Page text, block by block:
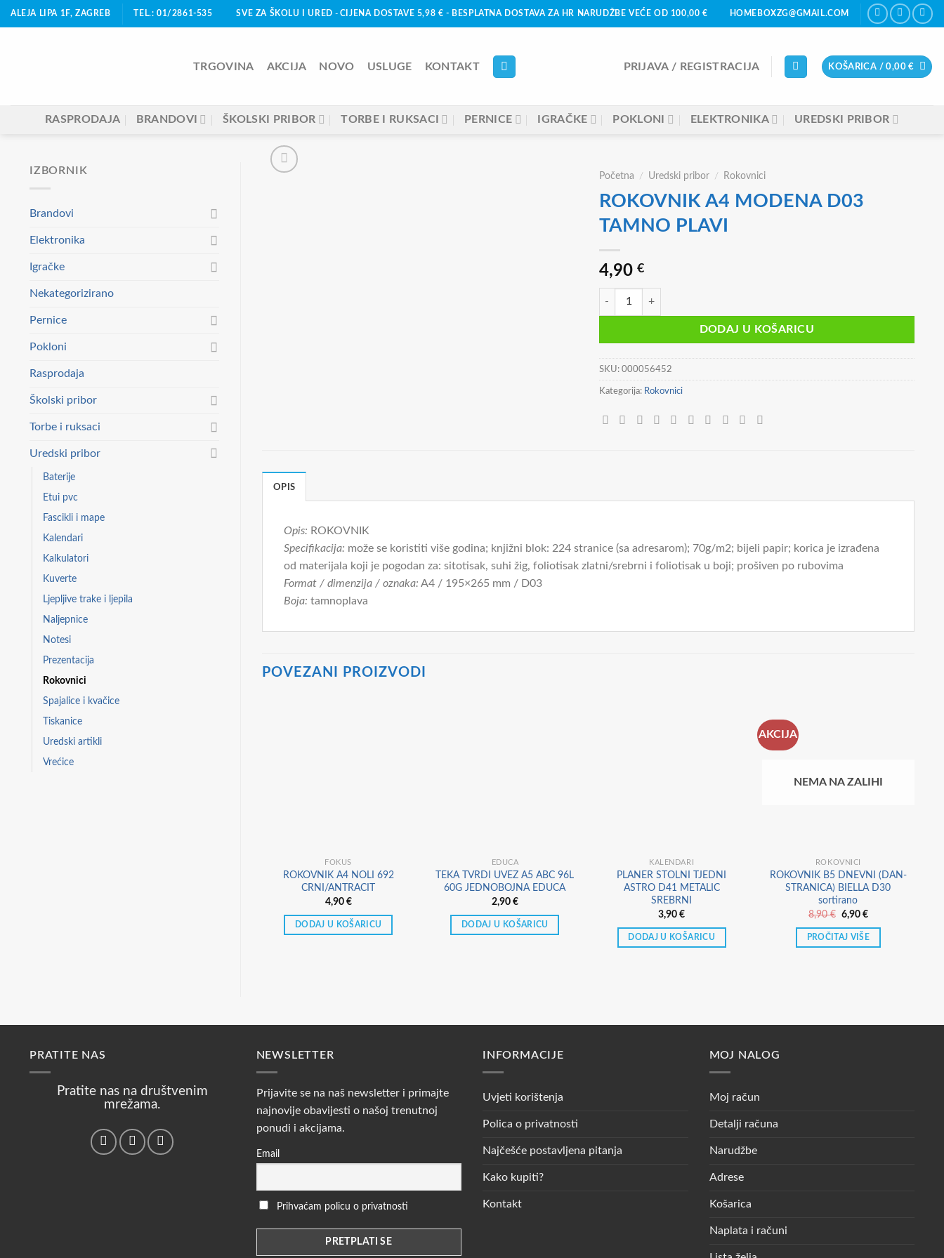
Skip
to
ALEJA LIPA 1F, ZAGREB TEL.: 01/2861-535 SVE ZA ŠKOLU I URED - CIJENA DOSTAVE 5,98 € - BESPLATNA DOSTAVA ZA HR NARUDŽBE VEĆE OD 100,00 € HOMEBOXZG@GMAIL.COM
TRGOVINA AKCIJA NOVO USLUGE KONTAKT PRIJAVA / REGISTRACIJA KOŠARICA /0,00€
RASPRODAJA BRANDOVI ŠKOLSKI PRIBOR TORBE I RUKSACI PERNICE IGRAČKE POKLONI ELEKTRONIKA UREDSKI PRIBOR
IZBORNIK
Brandovi
Elektronika
Igračke
Nekategorizirano
Pernice
Pokloni
Rasprodaja
Školski pribor
Torbe i ruksaci
Uredski pribor
Baterije
Etui pvc
Fascikli i mape
Kalendari
Kalkulatori
Kuverte
Ljepljive trake i ljepila
Naljepnice
Notesi
Prezentacija
Rokovnici
Spajalice i kvačice
Tiskanice
Uredski artikli
Vrećice
Početna / Uredski pribor / Rokovnici
ROKOVNIK A4 MODENA D03
TAMNO PLAVI
4,90 €
ROKOVNIK A4 MODENA D03 TAMNO PLAVI količina
DODAJ U KOŠARICU
SKU: 000056452
Kategorija: Rokovnici
OPIS
Opis: ROKOVNIK
Specifikacija: može se koristiti više godina; knjižni blok: 224 stranice (sa adresarom); 70g/m2; bijeli papir; korica je izrađena
od materijala koji je pogodan za: sitotisak, suhi žig, foliotisak zlatni/srebrni i foliotisak u boji; prošiven po rubovima
Format / dimenzija / oznaka: A4 / 195×265 mm / D03
Boja: tamnoplava
POVEZANI PROIZVODI
FOKUS
ROKOVNIK A4 NOLI 692
CRNI/ANTRACIT
4,90 €
DODAJ U KOŠARICU
EDUCA
TEKA TVRDI UVEZ A5 ABC 96L
60G JEDNOBOJNA EDUCA
2,90 €
DODAJ U KOŠARICU
KALENDARI
PLANER STOLNI TJEDNI
ASTRO D41 METALIC
SREBRNI
3,90€
DODAJ U KOŠARICU
AKCIJA
NEMA NA ZALIHI
ROKOVNICI
ROKOVNIK B5 DNEVNI (DAN-
STRANICA) BIELLA D30
sortirano
8,90€ Izvorna
bila
je:
6,90€Trenutna
je:
6,90 €.
PROČITAJ VIŠE
PRATITE NAS
Pratite nas na društvenim
mrežama.
NEWSLETTER
Prijavite se na naš newsletter i primajte
najnovije obavijesti o našoj trenutnoj
ponudi i akcijama.
Email
Prihvaćam policu o privatnosti
INFORMACIJE
Uvjeti korištenja
Polica o privatnosti
Najčešće postavljena pitanja
Kako kupiti?
Kontakt
MOJ NALOG
Moj račun
Detalji računa
Narudžbe
Adrese
Košarica
Naplata i računi